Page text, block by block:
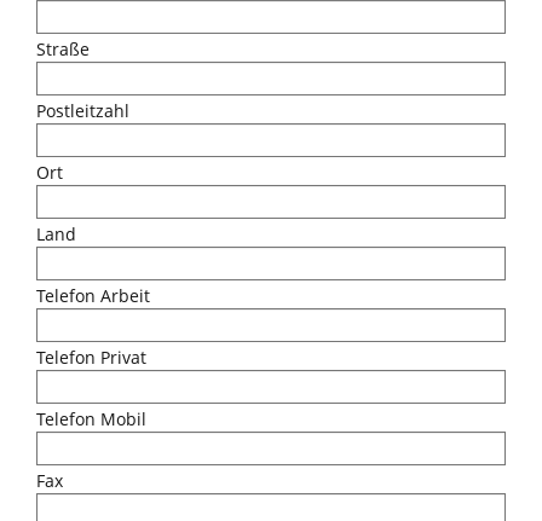
Straße
Postleitzahl
Ort
Land
Telefon Arbeit
Telefon Privat
Telefon Mobil
Fax